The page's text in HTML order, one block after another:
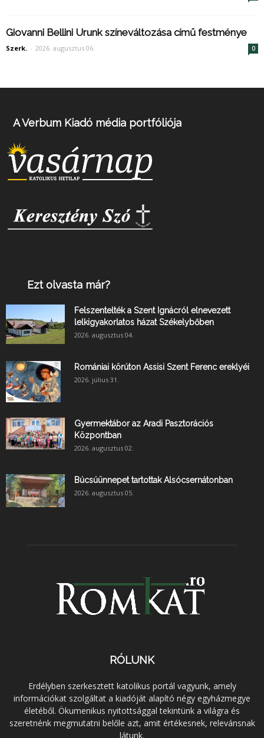
Giovanni Bellini Urunk színeváltozása című festménye
Szerk. - 2026. augusztus 06. 0
A Verbum Kiadó média portfóliója
Ezt olvasta már?
Felszentelték a Szent Ignácról elnevezett
lelkigyakorlatos házat Székelybőben
2026. augusztus 04.
Romániai körúton Assisi Szent Ferenc ereklyéi
2026. július 31.
Gyermektábor az Aradi Pasztorációs
Központban
2026. augusztus 02.
Búcsúünnepet tartottak Alsócsernátonban
2026. augusztus 05.
RÓLUNK
Erdélyben szerkesztett katolikus portál vagyunk, amely
információkat szolgáltat a kiadóját alapító négy egyházmegye
életéből. Ökumenikus nyitottsággal tekintünk a világra és
szeretnénk megmutatni belőle azt, amit értékesnek, relevánsnak
látunk.